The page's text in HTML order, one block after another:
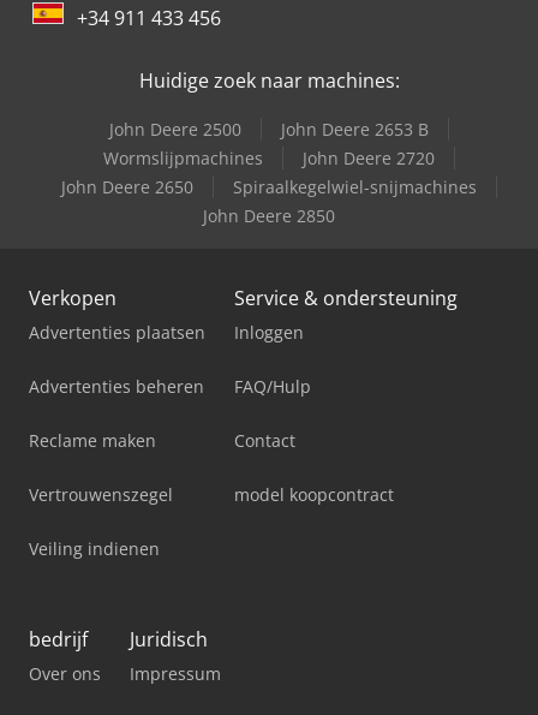
+34 911 433 456
Huidige zoek naar machines:
John Deere 2500
John Deere 2653 B
Wormslijpmachines
John Deere 2720
John Deere 2650
Spiraalkegelwiel-snijmachines
John Deere 2850
Verkopen
Advertenties plaatsen
Advertenties beheren
Reclame maken
Vertrouwenszegel
Veiling indienen
Service & ondersteuning
Inloggen
FAQ/Hulp
Contact
model koopcontract
bedrijf
Over ons
Juridisch
Impressum